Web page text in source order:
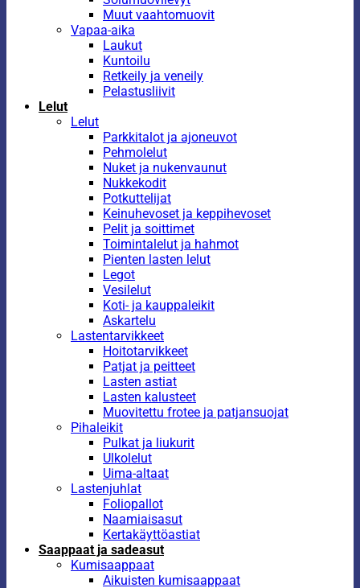
Muut vaahtomuovit
Vapaa-aika
Laukut
Kuntoilu
Retkeily ja veneily
Pelastusliivit
Lelut
Lelut
Parkkitalot ja ajoneuvot
Pehmolelut
Nuket ja nukenvaunut
Nukkekodit
Potkuttelijat
Keinuhevoset ja keppihevoset
Pelit ja soittimet
Toimintalelut ja hahmot
Pienten lasten lelut
Legot
Vesilelut
Koti- ja kauppaleikit
Askartelu
Lastentarvikkeet
Hoitotarvikkeet
Patjat ja peitteet
Lasten astiat
Lasten kalusteet
Muovitettu frotee ja patjansuojat
Pihaleikit
Pulkat ja liukurit
Ulkolelut
Uima-altaat
Lastenjuhlat
Foliopallot
Naamiaisasut
Kertakäyttöastiat
Saappaat ja sadeasut
Kumisaappaat
Aikuisten kumisaappaat